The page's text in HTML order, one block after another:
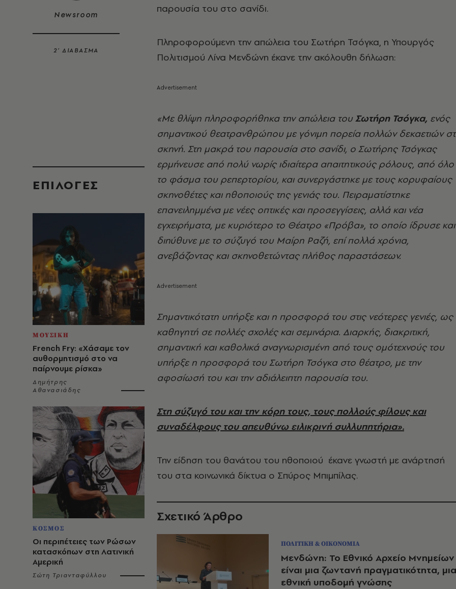
Newsroom
2’ ΔΙΑΒΑΣΜΑ
EΠΙΛΟΓΈΣ
ΜΟΥΣΙΚΗ
French Fry: «Χάσαμε τον
αυθορμητισμό στο να
παίρνουμε ρίσκα»
Δημήτρης
Αθανασιάδης
ΚΟΣΜΟΣ
Οι περιπέτειες των Ρώσων
κατασκόπων στη Λατινική
Αμερική
Σώτη Τριανταφύλλου
παρουσία του στο σανίδι.
Πληροφορούμενη την απώλεια του Σωτήρη Τσόγκα, η Υπουργός
Πολιτισμού Λίνα Μενδώνη έκανε την ακόλουθη δήλωση:
«Με θλίψη πληροφορήθηκα την απώλεια τουΣωτήρη Τσόγκα, ενός
σημαντικού θεατρανθρώπου με γόνιμη πορεία πολλών δεκαετιών
σκηνή. Στη μακρά του παρουσία στο σανίδι, ο Σωτήρης Τσόγκας
ερμήνευσε από πολύ νωρίς ιδιαίτερα απαιτητικούς ρόλους, από όλο
το φάσμα του ρεπερτορίου, και συνεργάστηκε με τους κορυφαίους
σκηνοθέτες και ηθοποιούς της γενιάς του. Πειραματίστηκε
επανειλημμένα με νέες οπτικές και προσεγγίσεις, αλλά και νέα
εγχειρήματα, με κυριότερο το Θέατρο «Πρόβα», το οποίο ίδρυσε και
διηύθυνε με το σύζυγό του Μαίρη Ραζή, επί πολλά χρόνια,
ανεβάζοντας και σκηνοθετώντας πλήθος παραστάσεων.
Σημαντικότατη υπήρξε και η προσφορά του στις νεότερες γενιές, ως
καθηγητή σε πολλές σχολές και σεμινάρια. Διαρκής, διακριτική,
σημαντική και καθολικά αναγνωρισμένη από τους ομότεχνούς του
υπήρξε η προσφορά του Σωτήρη Τσόγκα στο θέατρο, με την
αφοσίωσή του και την αδιάλειπτη παρουσία του.
Στη σύζυγό του και την κόρη τους, τους πολλούς φίλους και
συναδέλφους του απευθύνω ειλικρινή συλλυπητήρια».
Την είδηση του θανάτου του ηθοποιού έκανε γνωστή με ανάρτησή
του στα κοινωνικά δίκτυα ο Σπύρος Μπιμπίλας.
Σχετικό Άρθρο
ΠΟΛΙΤΙΚΗ & ΟΙΚΟΝΟΜΙΑ
Μενδώνη: Το Εθνικό Αρχείο Μνημείων
είναι μια ζωντανή πραγματικότητα, μια
εθνική υποδομή γνώσης